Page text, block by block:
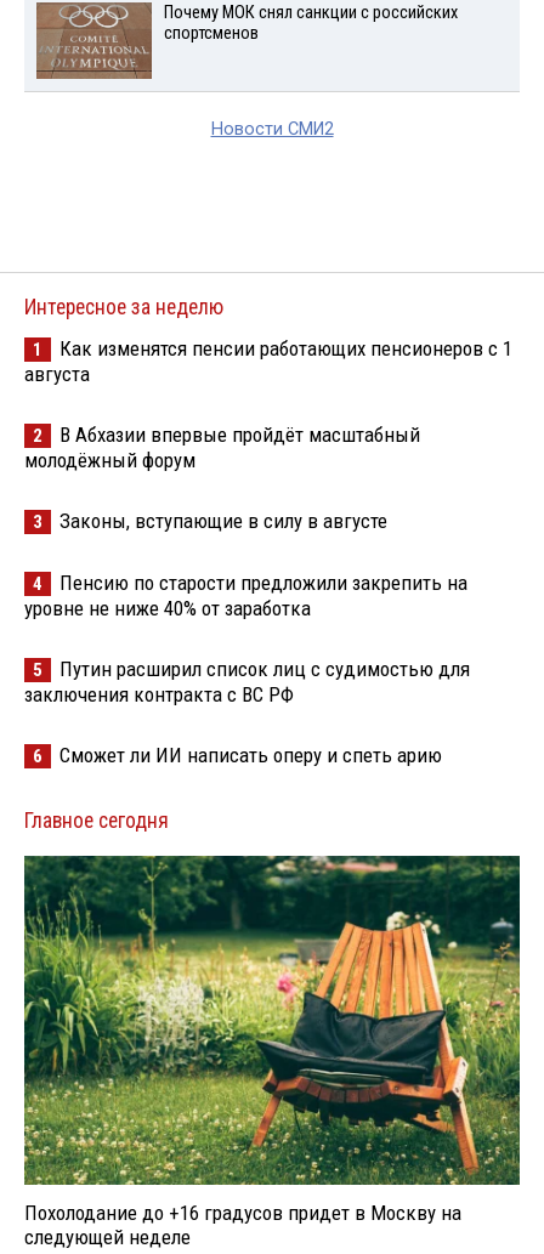
Почему МОК снял санкции с российских
спортсменов
Новости СМИ2
Интересное за неделю
1
Как изменятся пенсии работающих пенсионеров с 1
августа
2
В Абхазии впервые пройдёт масштабный
молодёжный форум
3 Законы, вступающие в силу в августе
4
Пенсию по старости предложили закрепить на
уровне не ниже 40% от заработка
5
Путин расширил список лиц с судимостью для
заключения контракта с ВС РФ
6 Сможет ли ИИ написать оперу и спеть арию
Главное сегодня
Похолодание до +16 градусов придет в Москву на
следующей неделе